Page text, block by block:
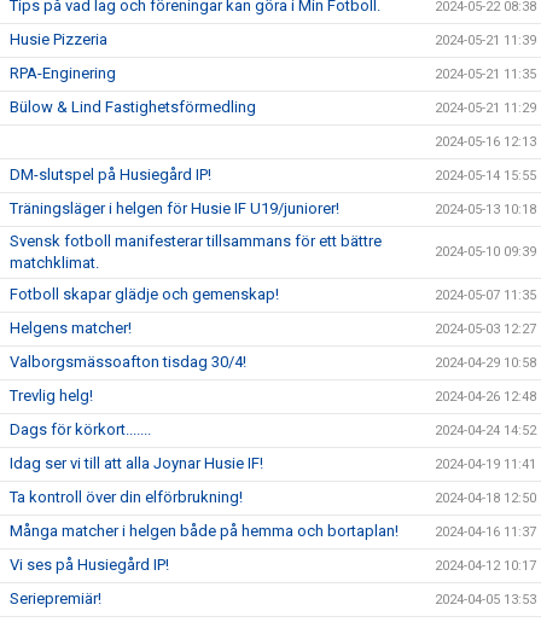
Tips på vad lag och föreningar kan göra i Min Fotboll. 2024-05-22 08:38
Husie Pizzeria 2024-05-21 11:39
RPA-Enginering 2024-05-21 11:35
Bülow & Lind Fastighetsförmedling 2024-05-21 11:29
2024-05-16 12:13
DM-slutspel på Husiegård IP! 2024-05-14 15:55
Träningsläger i helgen för Husie IF U19/juniorer! 2024-05-13 10:18
Svensk fotboll manifesterar tillsammans för ett bättre
matchklimat.
2024-05-10 09:39
Fotboll skapar glädje och gemenskap! 2024-05-07 11:35
Helgens matcher! 2024-05-03 12:27
Valborgsmässoafton tisdag 30/4! 2024-04-29 10:58
Trevlig helg! 2024-04-26 12:48
Dags för körkort....... 2024-04-24 14:52
Idag ser vi till att alla Joynar Husie IF! 2024-04-19 11:41
Ta kontroll över din elförbrukning! 2024-04-18 12:50
Många matcher i helgen både på hemma och bortaplan! 2024-04-16 11:37
Vi ses på Husiegård IP! 2024-04-12 10:17
Seriepremiär! 2024-04-05 13:53